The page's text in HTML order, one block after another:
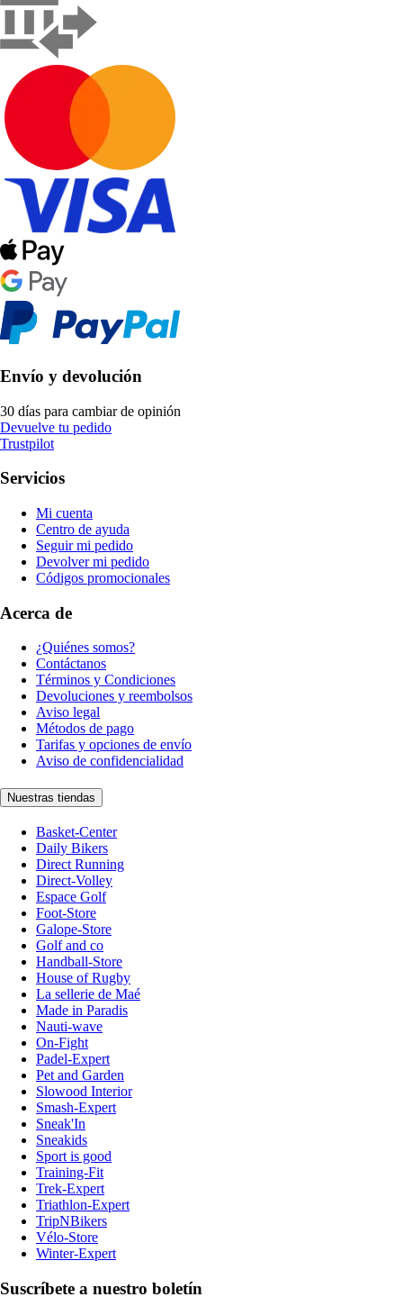
Envío y devolución
30 días para cambiar de opinión
Devuelve tu pedido
Trustpilot
Servicios
Mi cuenta
Centro de ayuda
Seguir mi pedido
Devolver mi pedido
Códigos promocionales
Acerca de
¿Quiénes somos?
Contáctanos
Términos y Condiciones
Devoluciones y reembolsos
Aviso legal
Métodos de pago
Tarifas y opciones de envío
Aviso de confidencialidad
Nuestras tiendas
Basket-Center
Daily Bikers
Direct Running
Direct-Volley
Espace Golf
Foot-Store
Galope-Store
Golf and co
Handball-Store
House of Rugby
La sellerie de Maé
Made in Paradis
Nauti-wave
On-Fight
Padel-Expert
Pet and Garden
Slowood Interior
Smash-Expert
Sneak'In
Sneakids
Sport is good
Training-Fit
Trek-Expert
Triathlon-Expert
TripNBikers
Vélo-Store
Winter-Expert
Suscríbete a nuestro boletín